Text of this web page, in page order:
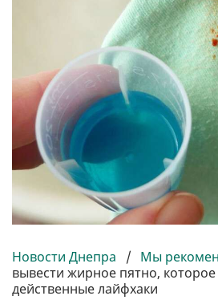
Новости Днепра / Мы
вывести жирное пятно,
действенные лайфхаки